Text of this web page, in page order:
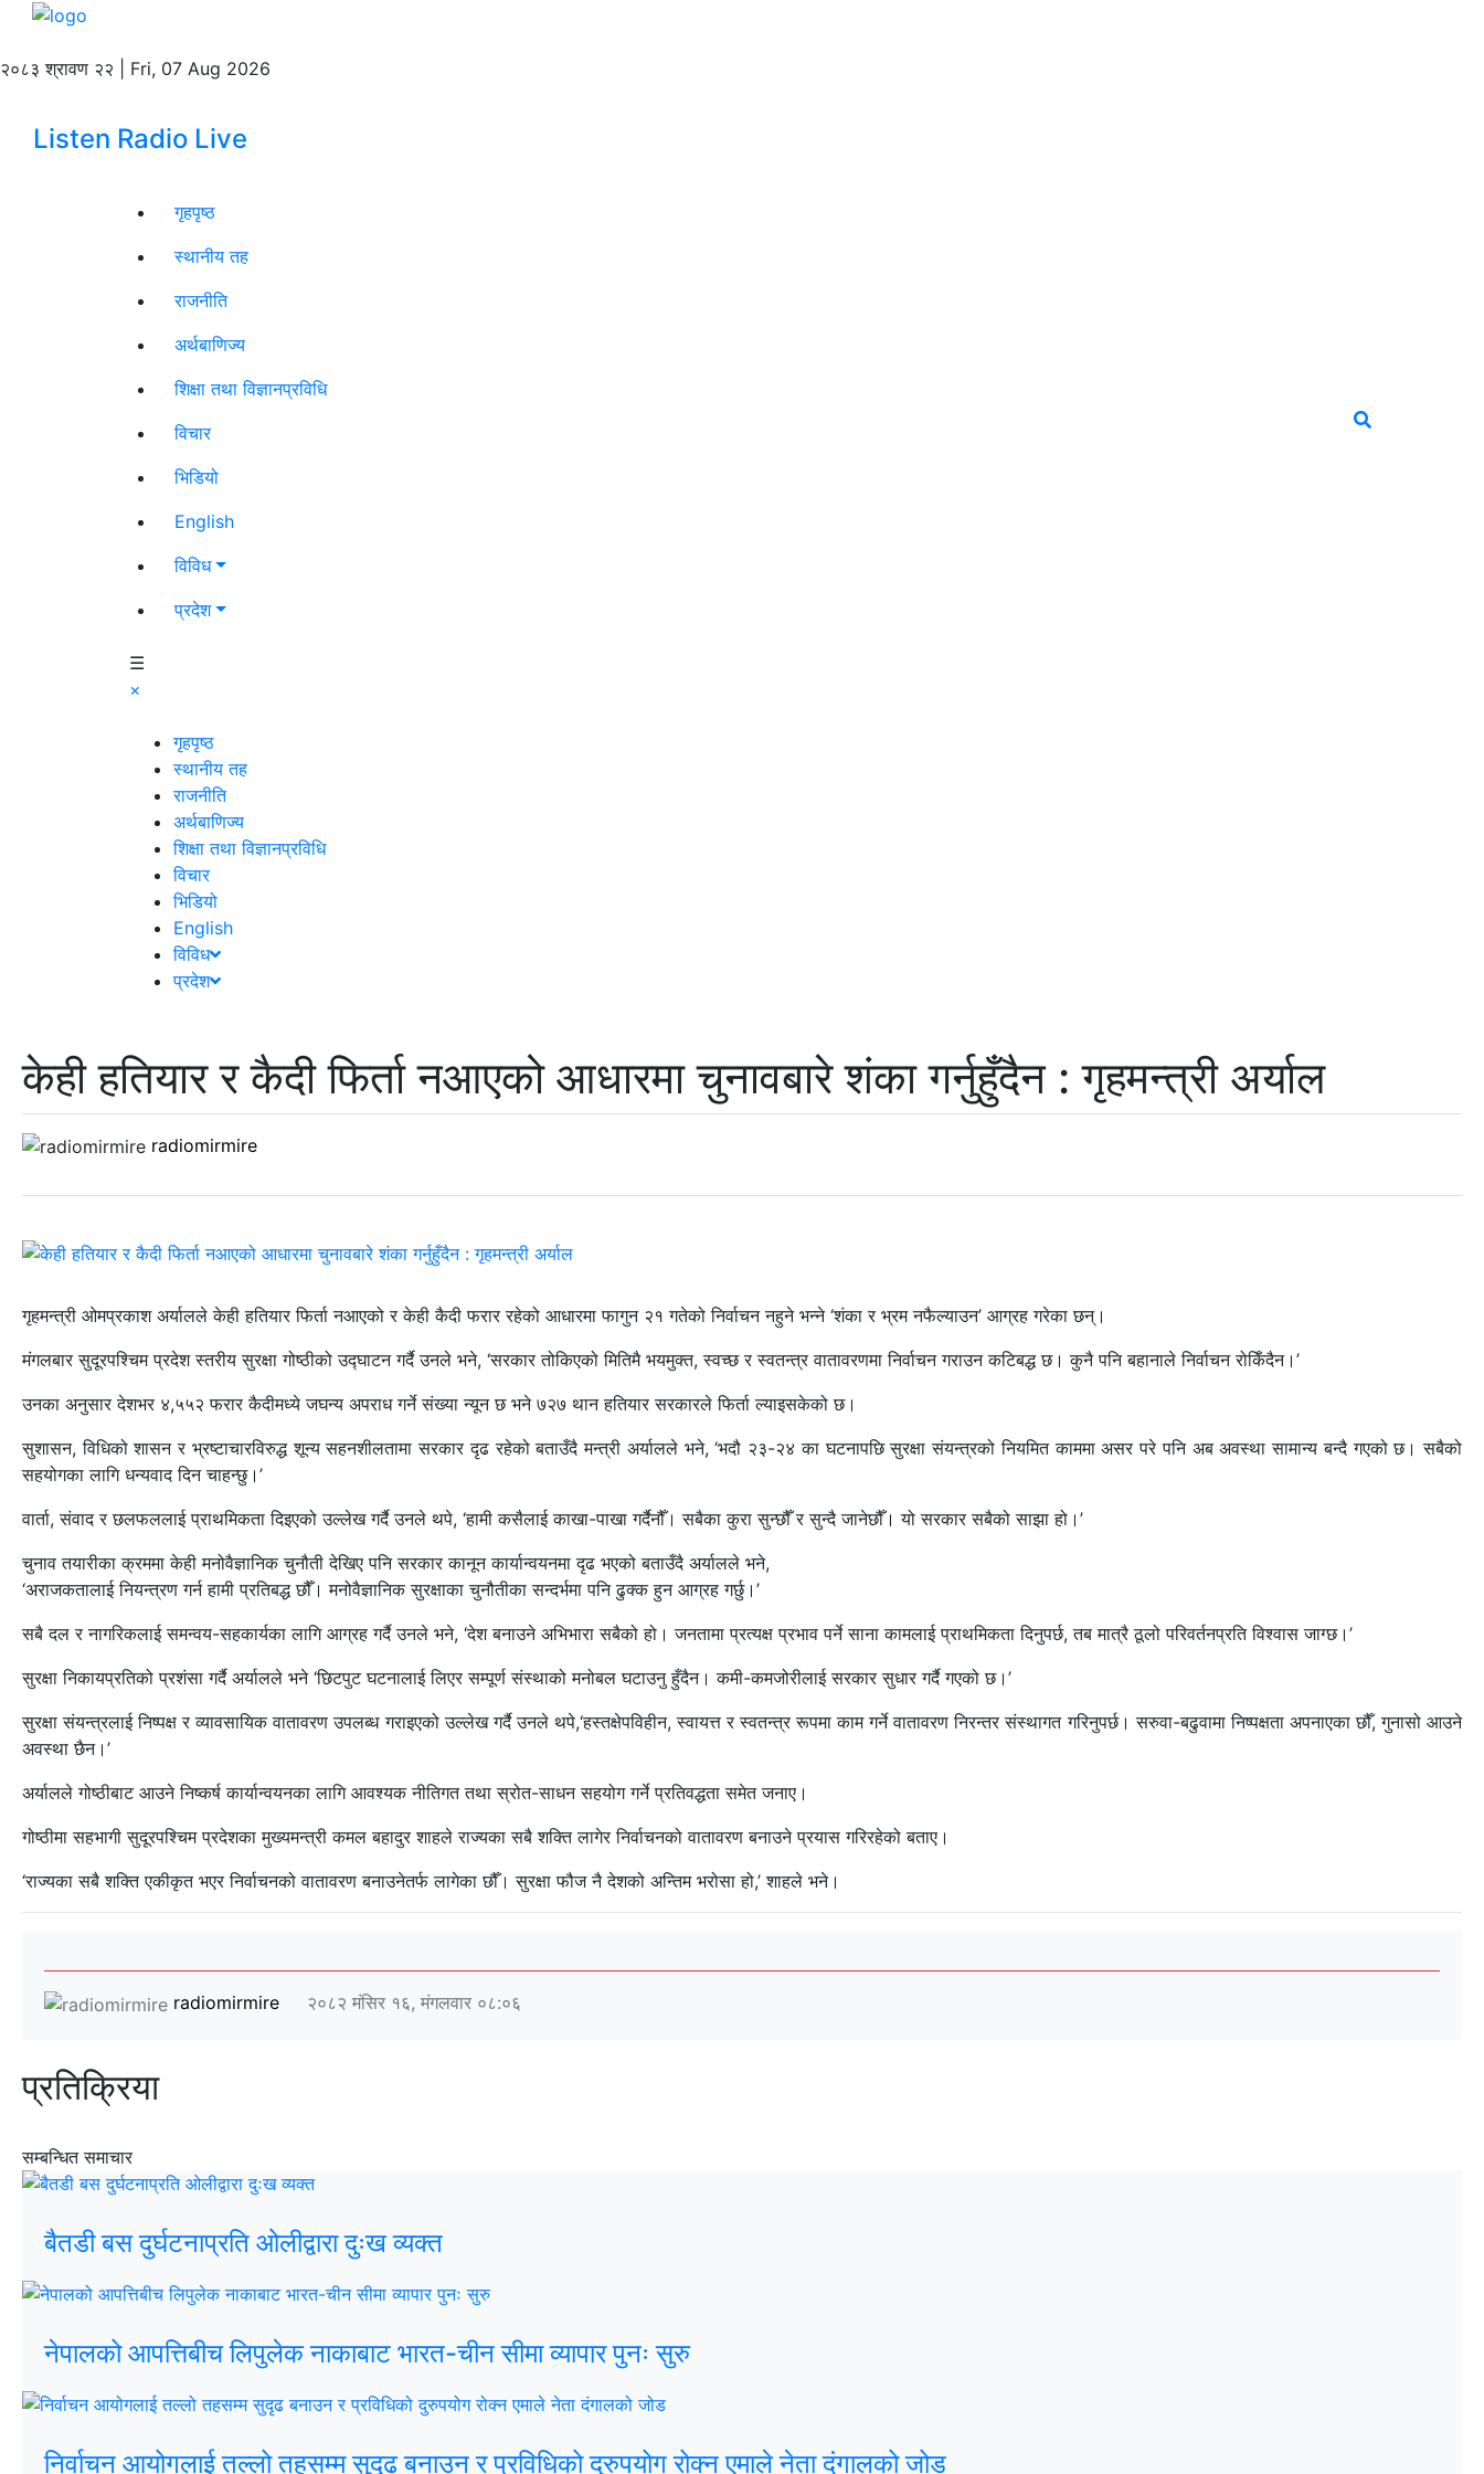
२०८३ श्रावण २२ | Fri, 07 Aug 2026
Listen Radio Live
गृहपृष्ठ
स्थानीय तह
राजनीति
अर्थबाणिज्य
शिक्षा तथा विज्ञानप्रविधि
विचार
भिडियो
English
विविध
प्रदेश
☰
×
गृहपृष्ठ
स्थानीय तह
राजनीति
अर्थबाणिज्य
शिक्षा तथा विज्ञानप्रविधि
विचार
भिडियो
English
विविध
प्रदेश
केही हतियार र कैदी फिर्ता नआएको आधारमा चुनावबारे शंका गर्नुहुँदैन : गृहमन्त्री अर्याल
radiomirmire
गृहमन्त्री ओमप्रकाश अर्यालले केही हतियार फिर्ता नआएको र केही कैदी फरार रहेको आधारमा फागुन २१ गतेको निर्वाचन नहुने भन्ने ‘शंका र भ्रम नफैल्याउन’ आग्रह गरेका छन्।
मंगलबार सुदूरपश्चिम प्रदेश स्तरीय सुरक्षा गोष्ठीको उद्घाटन गर्दै उनले भने, ‘सरकार तोकिएको मितिमै भयमुक्त, स्वच्छ र स्वतन्त्र वातावरणमा निर्वाचन गराउन कटिबद्ध छ। कुनै पनि बहानाले निर्वाचन रोकिँदैन।’
उनका अनुसार देशभर ४,५५२ फरार कैदीमध्ये जघन्य अपराध गर्ने संख्या न्यून छ भने ७२७ थान हतियार सरकारले फिर्ता ल्याइसकेको छ।
सुशासन, विधिको शासन र भ्रष्टाचारविरुद्ध शून्य सहनशीलतामा सरकार दृढ रहेको बताउँदै मन्त्री अर्यालले भने, ‘भदौ २३-२४ का घटनापछि सुरक्षा संयन्त्रको नियमित काममा असर परे पनि अब अवस्था सामान्य बन्दै गएको छ। सबैको
सहयोगका लागि धन्यवाद दिन चाहन्छु।’
वार्ता, संवाद र छलफललाई प्राथमिकता दिइएको उल्लेख गर्दै उनले थपे, ‘हामी कसैलाई काखा-पाखा गर्दैनौँ। सबैका कुरा सुन्छौँ र सुन्दै जानेछौँ। यो सरकार सबैको साझा हो।’
चुनाव तयारीका क्रममा केही मनोवैज्ञानिक चुनौती देखिए पनि सरकार कानून कार्यान्वयनमा दृढ भएको बताउँदै अर्यालले भने,
‘अराजकतालाई नियन्त्रण गर्न हामी प्रतिबद्ध छौँ। मनोवैज्ञानिक सुरक्षाका चुनौतीका सन्दर्भमा पनि ढुक्क हुन आग्रह गर्छु।’
सबै दल र नागरिकलाई समन्वय-सहकार्यका लागि आग्रह गर्दै उनले भने, ‘देश बनाउने अभिभारा सबैको हो। जनतामा प्रत्यक्ष प्रभाव पर्ने साना कामलाई प्राथमिकता दिनुपर्छ, तब मात्रै ठूलो परिवर्तनप्रति विश्वास जाग्छ।’
सुरक्षा निकायप्रतिको प्रशंसा गर्दै अर्यालले भने ‘छिटपुट घटनालाई लिएर सम्पूर्ण संस्थाको मनोबल घटाउनु हुँदैन। कमी-कमजोरीलाई सरकार सुधार गर्दै गएको छ।’
सुरक्षा संयन्त्रलाई निष्पक्ष र व्यावसायिक वातावरण उपलब्ध गराइएको उल्लेख गर्दै उनले थपे,‘हस्तक्षेपविहीन, स्वायत्त र स्वतन्त्र रूपमा काम गर्ने वातावरण निरन्तर संस्थागत गरिनुपर्छ। सरुवा-बढुवामा निष्पक्षता अपनाएका छौँ, गुनासो आउने
अवस्था छैन।’
अर्यालले गोष्ठीबाट आउने निष्कर्ष कार्यान्वयनका लागि आवश्यक नीतिगत तथा स्रोत-साधन सहयोग गर्ने प्रतिवद्धता समेत जनाए।
गोष्ठीमा सहभागी सुदूरपश्चिम प्रदेशका मुख्यमन्त्री कमल बहादुर शाहले राज्यका सबै शक्ति लागेर निर्वाचनको वातावरण बनाउने प्रयास गरिरहेको बताए।
‘राज्यका सबै शक्ति एकीकृत भएर निर्वाचनको वातावरण बनाउनेतर्फ लागेका छौँ। सुरक्षा फौज नै देशको अन्तिम भरोसा हो,’ शाहले भने।
radiomirmire २०८२ मंसिर १६, मंगलवार ०८:०६
प्रतिक्रिया
सम्बन्धित समाचार
बैतडी बस दुर्घटनाप्रति ओलीद्वारा दुःख व्यक्त
नेपालको आपत्तिबीच लिपुलेक नाकाबाट भारत-चीन सीमा व्यापार पुनः सुरु
निर्वाचन आयोगलाई तल्लो तहसम्म सुदृढ बनाउन र प्रविधिको दुरुपयोग रोक्न एमाले नेता दंगालको जोड